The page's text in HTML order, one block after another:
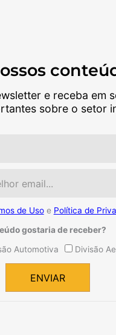
e receba em
sobre o setor
de Usoe Política de
gostaria de receber?
Automotiva Divisão
ENVIAR